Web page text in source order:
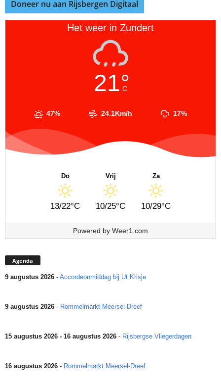
Doneer nu aan Rijsbergen Digitaal
Het weer in Zundert
21°
C
47% 24.1Km/h 17%
Do
13/22°C
Vrij
10/25°C
Za
10/29°C
Powered by Weer1.com
Agenda
9 augustus 2026 - Accordeonmiddag bij Ut Krisje
9 augustus 2026 - Rommelmarkt Meersel-Dreef
15 augustus 2026 - 16 augustus 2026 - Rijsbergse Vliegerdagen
16 augustus 2026 - Rommelmarkt Meersel-Dreef